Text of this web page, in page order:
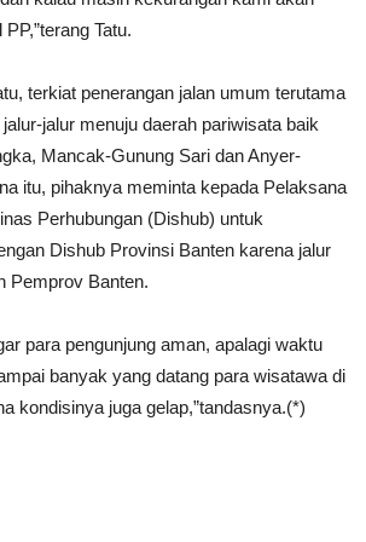
Tatu.
terkiat penerangan jalan umum terutama
jalur menuju daerah pariwisata baik
Mancak-Gunung Sari dan Anyer-
itu, pihaknya meminta kepada Pelaksana
Perhubungan (Dishub) untuk
Dishub Provinsi Banten karena jalur
Pemprov Banten.
para pengunjung aman, apalagi waktu
banyak yang datang para wisatawa di
kondisinya juga gelap,”tandasnya.(*)